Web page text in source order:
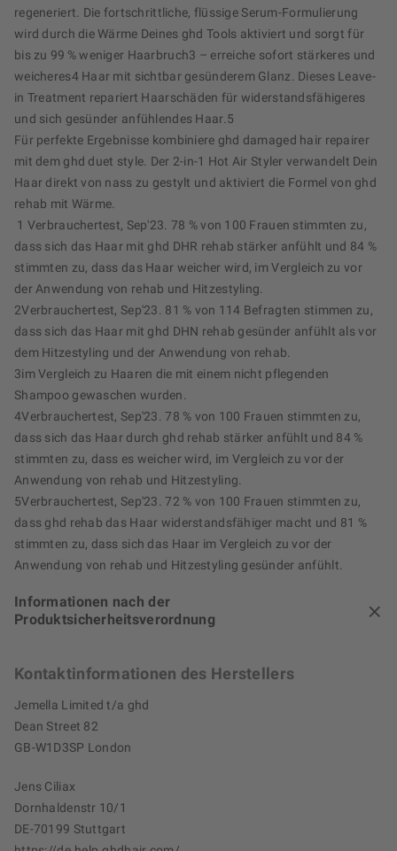
regeneriert. Die fortschrittliche, flüssige Serum-Formulierung
wird durch die Wärme Deines ghd Tools aktiviert und sorgt für
bis zu 99 % weniger Haarbruch3 – erreiche sofort stärkeres und
weicheres4 Haar mit sichtbar gesünderem Glanz. Dieses Leave-
in Treatment repariert Haarschäden für widerstandsfähigeres
und sich gesünder anfühlendes Haar.5
Für perfekte Ergebnisse kombiniere ghd damaged hair repairer
mit dem ghd duet style. Der 2-in-1 Hot Air Styler verwandelt Dein
Haar direkt von nass zu gestylt und aktiviert die Formel von ghd
rehab mit Wärme.
1 Verbrauchertest, Sep'23. 78 % von 100 Frauen stimmten zu,
dass sich das Haar mit ghd DHR rehab stärker anfühlt und 84 %
stimmten zu, dass das Haar weicher wird, im Vergleich zu vor
der Anwendung von rehab und Hitzestyling.
2Verbrauchertest, Sep'23. 81 % von 114 Befragten stimmen zu,
dass sich das Haar mit ghd DHN rehab gesünder anfühlt als vor
dem Hitzestyling und der Anwendung von rehab.
3im Vergleich zu Haaren die mit einem nicht pflegenden
Shampoo gewaschen wurden.
4Verbrauchertest, Sep'23. 78 % von 100 Frauen stimmten zu,
dass sich das Haar durch ghd rehab stärker anfühlt und 84 %
stimmten zu, dass es weicher wird, im Vergleich zu vor der
Anwendung von rehab und Hitzestyling.
5Verbrauchertest, Sep'23. 72 % von 100 Frauen stimmten zu,
dass ghd rehab das Haar widerstandsfähiger macht und 81 %
stimmten zu, dass sich das Haar im Vergleich zu vor der
Anwendung von rehab und Hitzestyling gesünder anfühlt.
Informationen nach der
Produktsicherheitsverordnung
Kontaktinformationen des Herstellers
Jemella Limited t/a ghd
Dean Street 82
GB-W1D3SP London
Jens Ciliax
Dornhaldenstr 10/1
DE-70199 Stuttgart